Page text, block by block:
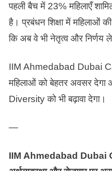
पहली बैच में 23% महिलाएँ
है। प्रबंधन शिक्षा में महिलाओं की
कि अब वे भी नेतृत्व और निर्णय
IIM Ahmedabad Dubai
महिलाओं को बेहतर अवसर
Diversity को भी बढ़ावा देगा।
—
IIM Ahmedabad Dubai